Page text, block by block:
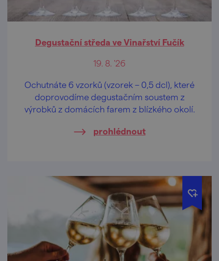
Degustační středa ve Vinařství Fučík
19. 8. '26
Ochutnáte 6 vzorků (vzorek – 0,5 dcl), které
doprovodíme degustačním soustem z
výrobků z domácích farem z blízkého okolí.
prohlédnout